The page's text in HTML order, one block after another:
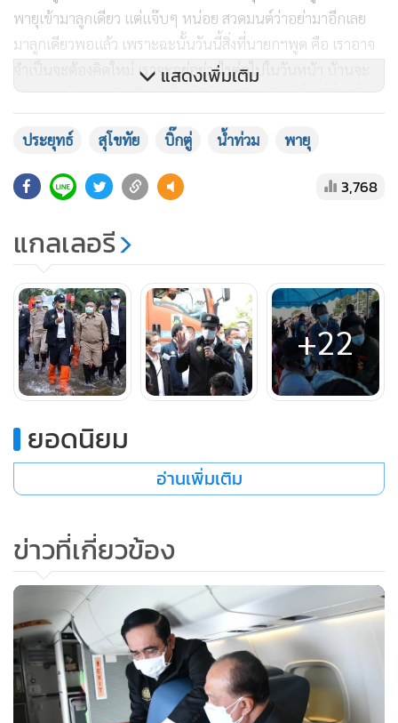
พายุเข้ามาลูกเดียว แต่แจ๊บๆ หน่อย สวดมนต์ว่าอย่ามาอีกเลย
มาลูกเดียวพอแล้ว เพราะฉะนั้นวันนี้สิ่งที่นายกฯพูด คือ เราอาจ
จำเป็นจะต้องคิดใหม่ เราจะอยู่อย่างไรต่อไปในวันหน้า บ้านจะ
ปลูกอย่างไร จะขยับเป็น 2 ชั้นหรือไม่ หรือขยับไปพื้นที่ที่สูงขึ้น
น่าจะไปในทางที่ดีขึ้นมาก โดยเฉพาะการสร้างหลักคิดให้เป็นรูป
ธรรม วันนี้เห็นหน้าประชาชนแล้วก็เห็นใจ นายกฯก็ไม่ใช่จะ
สบาย ทำงานทุกวัน พยายามคิดอะไรใหม่ๆ ไม่ว่าจะเป็นเกษตร
สามารถ เราอยู่ในยุคเทคโนโลนี และดิจิทัล เราต้องทำให้รุ่นหลังๆ
ดีขึ้น ให้รุ่นลูกเรียนรู้ให้มากขึ้น ทำการเกษตรสมัยใหม่ ทำพื้นที่
ให้เกิดประโยชน์สูงสุด วันนี้ต้องคิดใหม่ เราต้องดูแลกันที่อาจต้อง
ใช้ทุน ทั้งนี้ การปลูกพืชการเกษตร ต้องคำนึงถึงดีมานและซัป
พลายด้วย
ผู้สื่อข่าวรายงานว่า ในการลงพื้นที่ครั้งนี้ นายกฯใส่รองเท้าบูต
และสอบถามนายสมศักดิ์ ว่า “ที่บ้านน้ำท่วมใช่ไหม เป็นยังไง
แสดงเพิ่มเติม
ประยุทธ์ สุโขทัย บิ๊กตู่ น้ำท่วม พายุ
3,768
แกลเลอรี
+22
ยอดนิยม
อ่านเพิ่มเติม
ข่าวที่เกี่ยวข้อง